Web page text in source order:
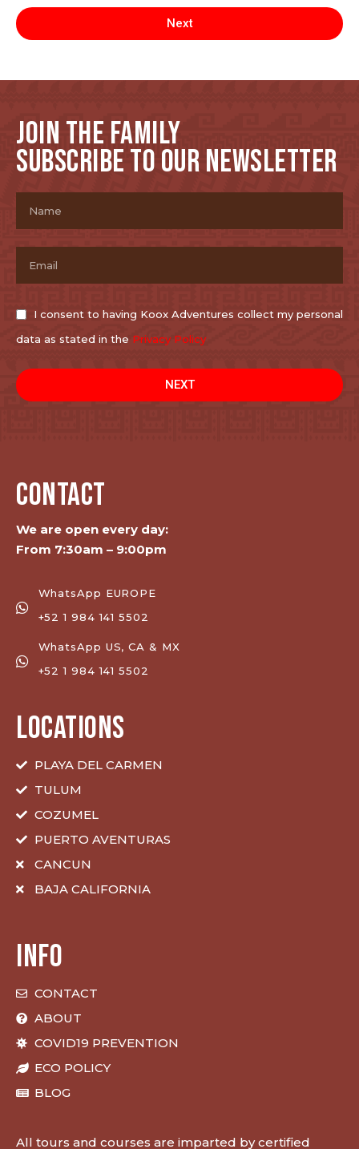
Next
JOIN THE FAMILY
SUBSCRIBE TO OUR NEWSLETTER
I consent to having Koox Adventures collect my personal
data as stated in the Privacy Policy
NEXT
LOCATIONS
PLAYA DEL CARMEN
TULUM
COZUMEL
PUERTO AVENTURAS
CANCUN
BAJA CALIFORNIA
CONTACT
We are open every day:
From 7:30am – 9:00pm
WhatsApp EUROPE
+52 1 984 141 5502
WhatsApp US, CA & MX
+52 1 984 141 5502
INFO
CONTACT
ABOUT
COVID19 PREVENTION
ECO POLICY
BLOG
All tours and courses are imparted by certified